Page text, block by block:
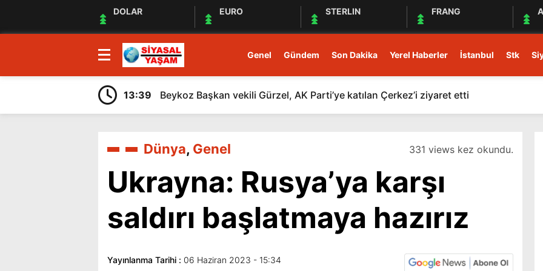
DOLAR EURO STERLIN FRANG
Genel Gündem Son Dakika Yerel Haberler İstanbul Stk
13:39 Beykoz Başkan vekili Gürzel, AK Parti’ye katılan Çerkez’i ziyaret etti
Dünya, Genel 331 views kez okundu.
Ukrayna: Rusya’ya karşı
saldırı başlatmaya hazırız
Yayınlanma Tarihi : 06 Haziran 2023 - 15:34